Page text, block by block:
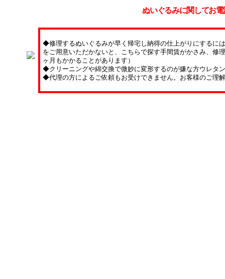
ぬいぐるみに関してお
◆修理するぬいぐるみが早く帰宅し納得の仕上がりにするに
をご用意いただかないと、こちらで探す手間賃がかさみ、修
ヶ月もかかることがあります）
◆クリーニングや綿交換で微妙に変形するのが嫌な方ウレタ
◆代理の方によるご依頼もお受けできません。お客様のご理